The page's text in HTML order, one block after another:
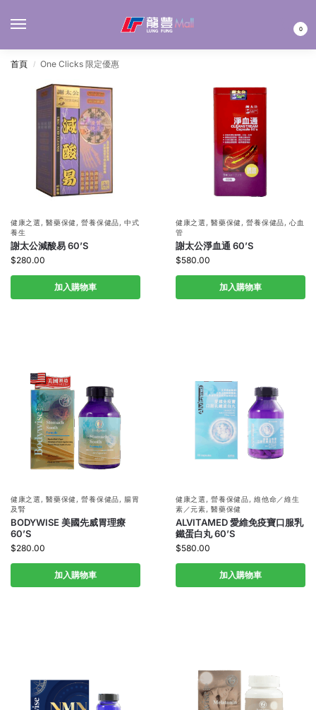
0
首頁 / One Clicks 限定優惠
健康之選 ,醫藥保健,營養保健品,中式
養生
謝太公減酸易 60’S
$280.00
加入購物車
健康之選 ,醫藥保健,營養保健品,心血
管
謝太公淨血通 60’S
$580.00
加入購物車
健康之選 ,醫藥保健,營養保健品, 腸胃
及腎
BODYWISE 美國先威胃理療
60’S
$280.00
加入購物車
健康之選 ,營養保健品,維他命／維生
素／元素,醫藥保健
ALVITAMED 愛維免疫寶口服乳
鐵蛋白丸 60’S
$580.00
加入購物車